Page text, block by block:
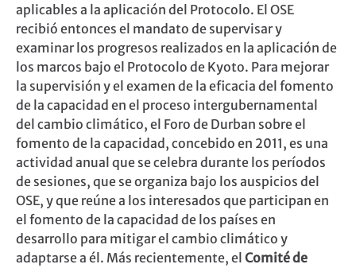
aplicables a la aplicación del Protocolo. El OSE
recibió entonces el mandato de supervisar y
examinar los progresos realizados en la aplicación de
los marcos bajo el Protocolo de Kyoto. Para mejorar
la supervisión y el examen de la eficacia del fomento
de la capacidad en el proceso intergubernamental
del cambio climático, el Foro de Durban sobre el
fomento de la capacidad, concebido en 2011, es una
actividad anual que se celebra durante los períodos
de sesiones, que se organiza bajo los auspicios del
OSE, y que reúne a los interesados que participan en
el fomento de la capacidad de los países en
desarrollo para mitigar el cambio climático y
adaptarse a él. Más recientemente, el Comité de